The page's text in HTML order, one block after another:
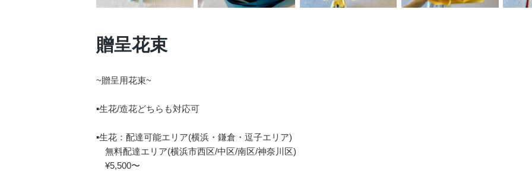
贈呈花束
~贈呈用花束~
▪︎生花/造花どちらも対応可
▪︎生花：配達可能エリア(横浜・鎌倉・逗子エリア)
無料配達エリア(横浜市西区/中区/南区/神奈川区)
¥5,500〜